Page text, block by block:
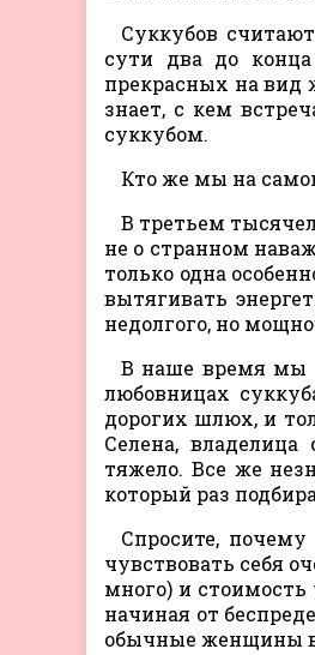
Суккубов
сути два до
прекрасных на вид
знает, с кем
суккубом.
Кто же мы на
В третьем
не о странном
только одна
вытягивать
недолгого, но
В наше время мы
любовницах
дорогих шлюх, и
Селена,
тяжело. Все же
который раз
Спросите,
чувствовать себя
много) и стоимость
начиная от
обычные женщины